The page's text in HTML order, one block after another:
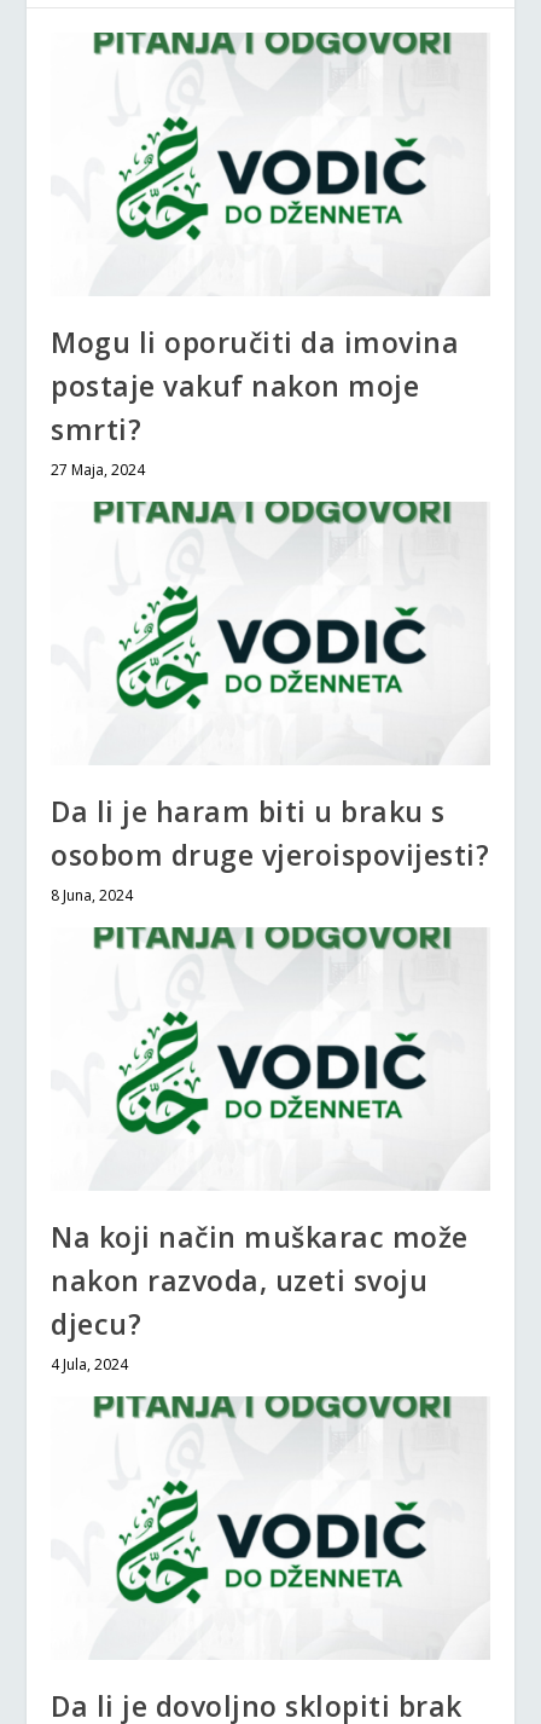
Mogu li oporučiti da imovina
postaje vakuf nakon moje
smrti?
27 Maja, 2024
Da li je haram biti u braku s
osobom druge vjeroispovijesti?
8 Juna, 2024
Na koji način muškarac može
nakon razvoda, uzeti svoju
djecu?
4 Jula, 2024
Da li je dovoljno sklopiti brak